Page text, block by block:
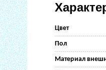
Цвет
Пол
Материал